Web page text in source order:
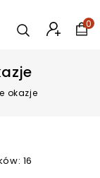
0
okazje
16